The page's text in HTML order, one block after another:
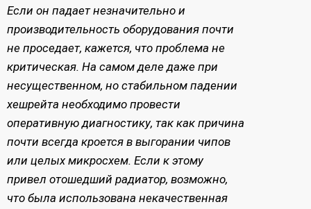
Если он падает незначительно и
производительность оборудования почти
не проседает, кажется, что проблема не
критическая. На самом деле даже при
несущественном, но стабильном падении
хешрейта необходимо провести
оперативную диагностику, так как причина
почти всегда кроется в выгорании чипов
или целых микросхем. Если к этому
привел отошедший радиатор, возможно,
что была использована некачественная